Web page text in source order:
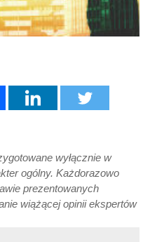
wyłącznie w
ogólny. Każdorazowo
prezentowanych
wiążącej opinii ekspertów